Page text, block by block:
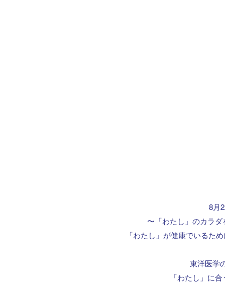
8月
〜「わたし」のカラ
「わたし」が健康でいるた
東洋医学
「わたし」に